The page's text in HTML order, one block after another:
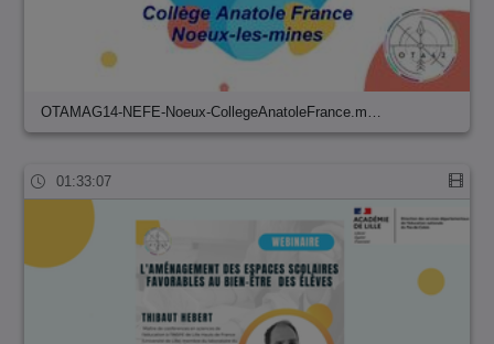
OTAMAG14-NEFE-Noeux-CollegeAnatoleFrance.m…
01:33:07